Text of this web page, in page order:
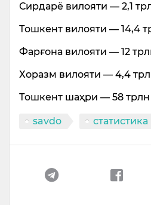
Сирдарё вилояти — 2,1
Тошкент вилояти — 14,4
Фарғона вилояти — 12
Хоразм вилояти — 4,4
Тошкент шаҳри — 58 трлн
savdo статистика